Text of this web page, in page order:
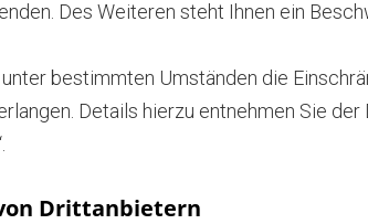
Des Weiteren steht Ihnen ein
bestimmten Umständen die
Details hierzu entnehmen Sie
Drittanbietern